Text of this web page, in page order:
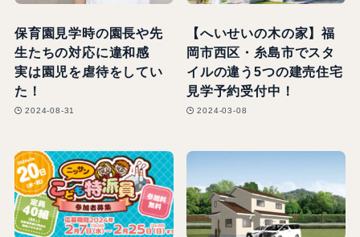
保育園見学時の園長や先
生たちの対応に違和感
実は園児を虐待をしてい
た！
2024-08-31
【へいせいの木の家】福
岡市西区・糸島市でスタ
イルの違う5つの建売住宅
見学予約受付中！
2024-03-08